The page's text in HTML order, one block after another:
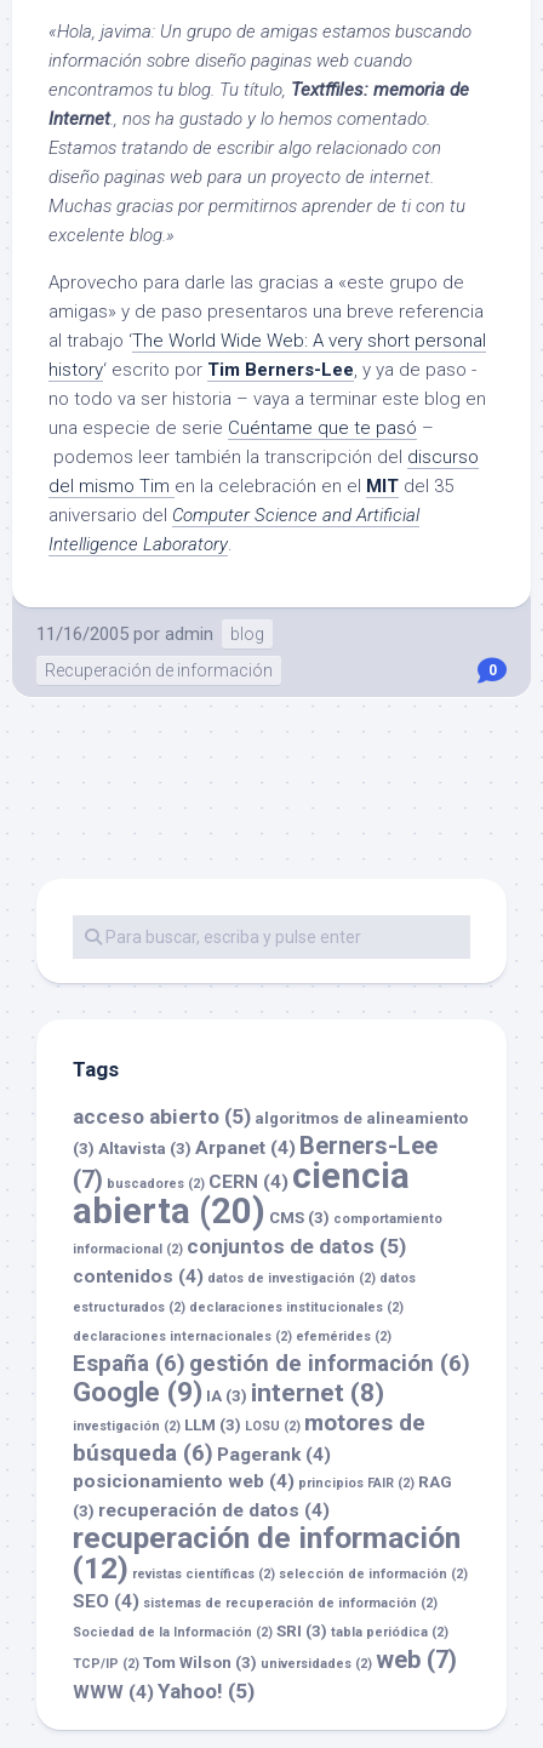
«Hola, javima: Un grupo de amigas estamos buscando
información sobre diseño paginas web cuando
encontramos tu blog. Tu título, Textffiles: memoria de
Internet., nos ha gustado y lo hemos comentado.
Estamos tratando de escribir algo relacionado con
diseño paginas web para un proyecto de internet.
Muchas gracias por permitirnos aprender de ti con tu
excelente blog.»
Aprovecho para darle las gracias a «este grupo de
amigas» y de paso presentaros una breve referencia
al trabajo ‘The World Wide Web: A very short personal
history‘ escrito por Tim Berners-Lee, y ya de paso -
no todo va ser historia – vaya a terminar este blog en
una especie de serie Cuéntame que te pasó –
podemos leer también la transcripción del discurso
del mismo Tim en la celebración en el MIT del 35
aniversario del Computer Science and Artificial
Intelligence Laboratory.
11/16/2005 por admin
blog
Recuperación de información
0
Tags
acceso abierto (5) algoritmos de alineamiento
(3) Altavista (3) Arpanet (4) Berners-Lee
(7) buscadores (2) CERN (4) ciencia
abierta (20) CMS (3) comportamiento
informacional (2) conjuntos de datos (5)
contenidos (4) datos de investigación (2) datos
estructurados (2) declaraciones institucionales (2)
declaraciones internacionales (2) efemérides (2)
España (6) gestión de información (6)
Google (9) IA (3) internet (8)
investigación (2) LLM (3) LOSU (2) motores de
búsqueda (6) Pagerank(4)
posicionamiento web (4) principios FAIR (2) RAG
(3) recuperación de datos (4)
recuperación de información
(12) revistas científicas (2) selección de información (2)
SEO (4) sistemas de recuperación de información (2)
Sociedad de la Información (2) SRI (3) tabla periódica (2)
TCP/IP (2) Tom Wilson (3) universidades (2) web (7)
WWW (4)Yahoo! (5)